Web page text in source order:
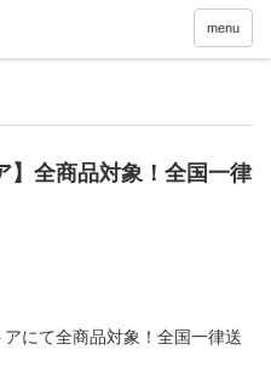
menu
】全商品対象！全国一律
にて全商品対象！全国一律送